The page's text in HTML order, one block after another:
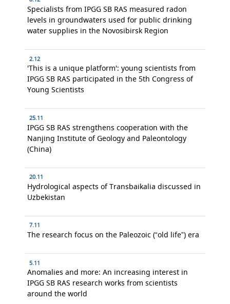
Specialists from IPGG SB RAS measured radon
levels in groundwaters used for public drinking
water supplies in the Novosibirsk Region
2.12
'This is a unique platform': young scientists from
IPGG SB RAS participated in the 5th Congress of
Young Scientists
25.11
IPGG SB RAS strengthens cooperation with the
Nanjing Institute of Geology and Paleontology
(China)
20.11
Hydrological aspects of Transbaikalia discussed in
Uzbekistan
7.11
The research focus on the Paleozoic (“old life”) era
5.11
Anomalies and more: An increasing interest in
IPGG SB RAS research works from scientists
around the world